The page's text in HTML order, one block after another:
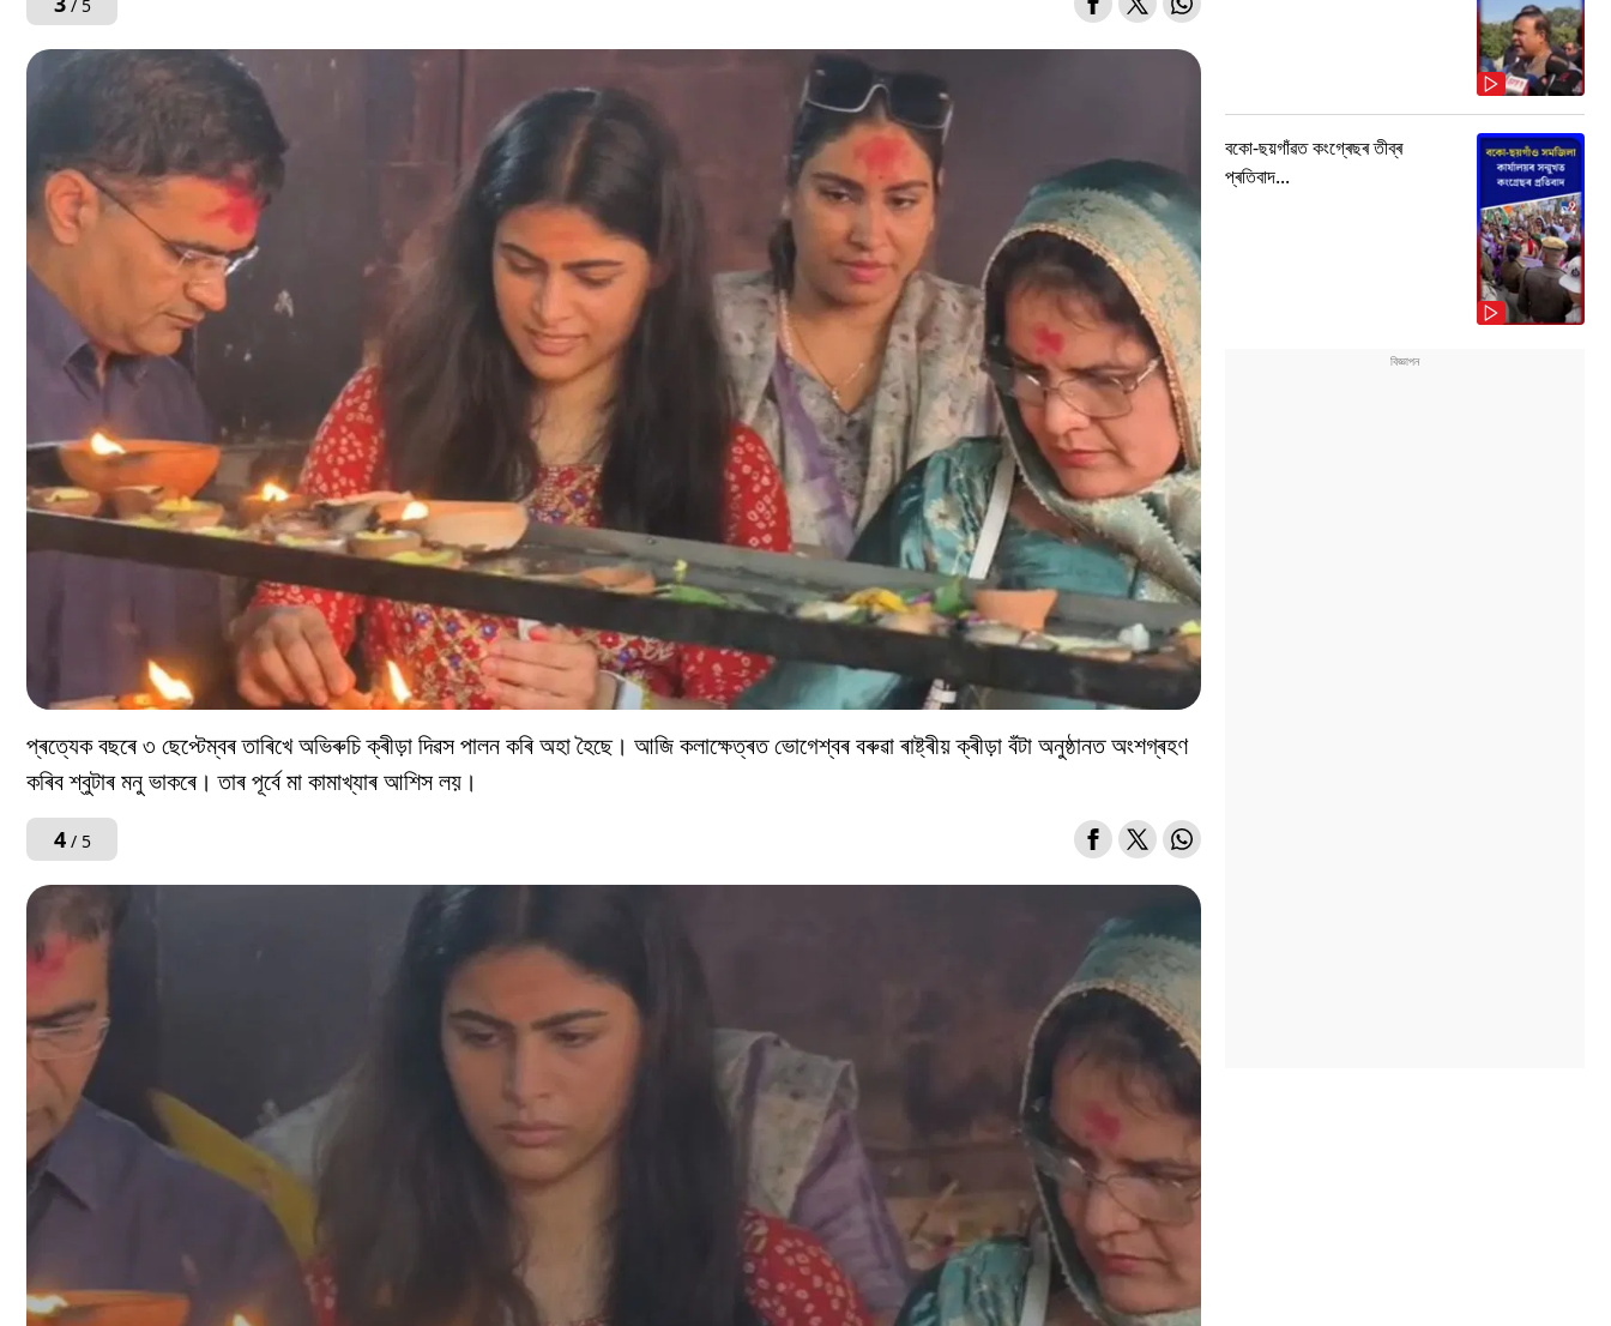
/ 5
প্ৰত্যেক বছৰে ৩ ছেপ্টেম্বৰ তাৰিখে অভিৰুচি ক্ৰীড়া দিৱস পালন কৰি অহা হৈছে। আজি কলাক্ষেত্ৰত ভোগেশ্বৰ বৰুৱা ৰাষ্ট্ৰীয় ক্ৰীড়া বঁটা অনুষ্ঠানত অংশগ্ৰহণ
কৰিব শ্বুটাৰ মনু ভাকৰে। তাৰ পূৰ্বে মা কামাখ্যাৰ আশিস লয়।
4/ 5
বকো-ছয়গাঁৱত কংগ্ৰেছৰ তীব্ৰ
প্ৰতিবাদ...